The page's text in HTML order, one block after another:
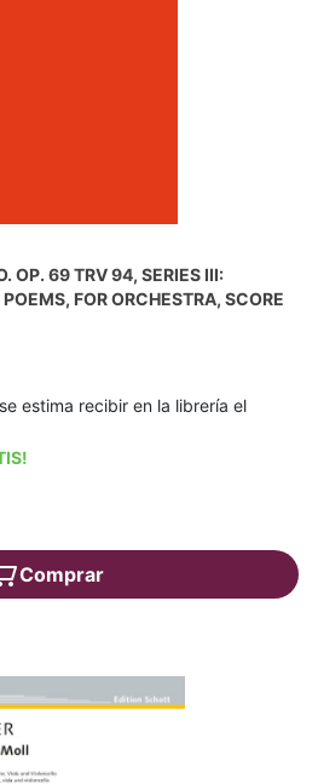
OP. 69 TRV 94, SERIES III:
FOR ORCHESTRA, SCORE
estima recibir en la librería el
Comprar